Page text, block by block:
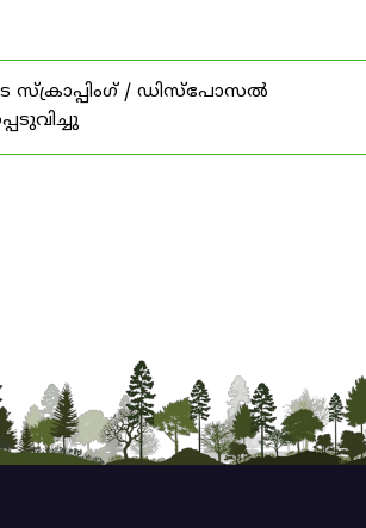
/ ഡിസ്‌പോസൽ